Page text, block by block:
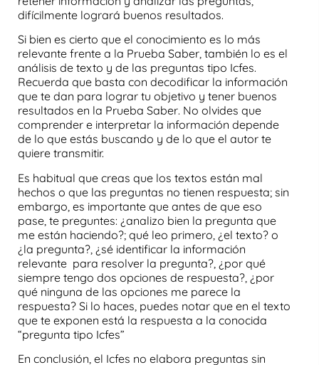
difícilmente logrará buenos resultados.
Si bien es cierto que el conocimiento es lo más
relevante frente a la Prueba Saber, también lo es el
análisis de texto y de las preguntas tipo Icfes.
Recuerda que basta con decodificar la información
que te dan para lograr tu objetivo y tener buenos
resultados en la Prueba Saber. No olvides que
comprender e interpretar la información depende
de lo que estás buscando y de lo que el autor te
quiere transmitir.
Es habitual que creas que los textos están mal
hechos o que las preguntas no tienen respuesta; sin
embargo, es importante que antes de que eso
pase, te preguntes: ¿analizo bien la pregunta que
me están haciendo?; qué leo primero, ¿el texto? o
¿la pregunta?, ¿sé identificar la información
relevante para resolver la pregunta?, ¿por qué
siempre tengo dos opciones de respuesta?, ¿por
qué ninguna de las opciones me parece la
respuesta? Si lo haces, puedes notar que en el texto
que te exponen está la respuesta a la conocida
“pregunta tipo Icfes”
En conclusión, el Icfes no elabora preguntas sin